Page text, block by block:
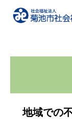
地域での